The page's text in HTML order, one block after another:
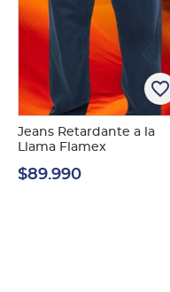
favorite_border
Jeans Retardante a la
Llama Flamex
$89.990